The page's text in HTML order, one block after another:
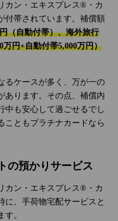
カン・エキスプレス®・カ
付帯されています。補償額
（自動付帯）、海外旅行
円+自動付帯5,000万円）
るケースが多く、万が一の
あります。その点、補償内
中も安心して過ごせるでし
こともプラチナカードなら
の預かりサービス
カン・エキスプレス®・カ
に、手荷物宅配サービスと
。